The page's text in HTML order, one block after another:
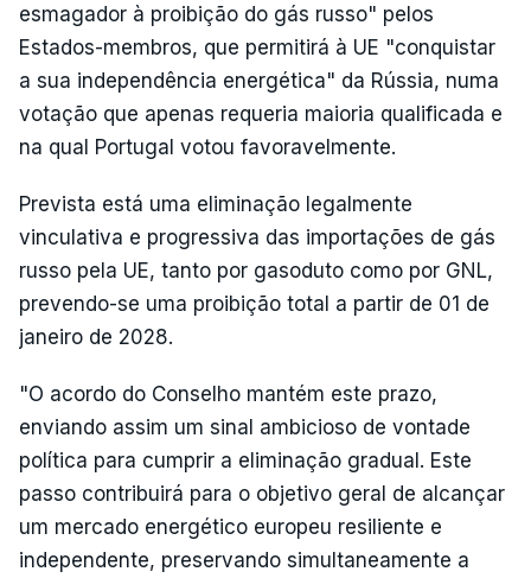
esmagador à proibição do gás russo" pelos
Estados-membros, que permitirá à UE "conquistar
a sua independência energética" da Rússia, numa
votação que apenas requeria maioria qualificada e
na qual Portugal votou favoravelmente.
Prevista está uma eliminação legalmente
vinculativa e progressiva das importações de gás
russo pela UE, tanto por gasoduto como por GNL,
prevendo-se uma proibição total a partir de 01 de
janeiro de 2028.
"O acordo do Conselho mantém este prazo,
enviando assim um sinal ambicioso de vontade
política para cumprir a eliminação gradual. Este
passo contribuirá para o objetivo geral de alcançar
um mercado energético europeu resiliente e
independente, preservando simultaneamente a